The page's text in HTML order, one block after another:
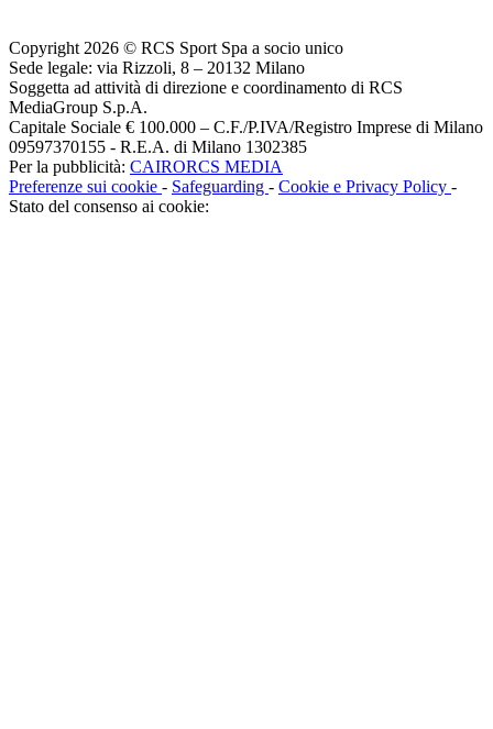
Copyright 2026 © RCS Sport Spa a socio unico
Sede legale: via Rizzoli, 8 – 20132 Milano
Soggetta ad attività di direzione e coordinamento di RCS
MediaGroup S.p.A.
Capitale Sociale € 100.000 – C.F./P.IVA/Registro Imprese di Milano
09597370155 - R.E.A. di Milano 1302385
Per la pubblicità: CAIRORCS MEDIA
Preferenze sui cookie - Safeguarding - Cookie e Privacy Policy -
Stato del consenso ai cookie: